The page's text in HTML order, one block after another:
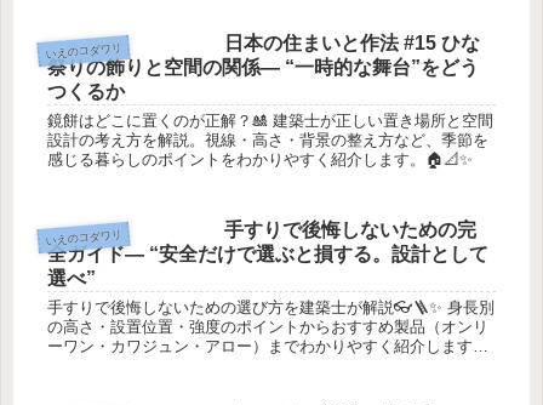
いえのコダワリ
日本の住まいと作法 #15 ひな
祭りの飾りと空間の関係― “一時的な舞台”をどう
つくるか
鏡餅はどこに置くのが正解？🎎 建築士が正しい置き場所と空間
設計の考え方を解説。視線・高さ・背景の整え方など、季節を
感じる暮らしのポイントをわかりやすく紹介します。🏠📐✨
いえのコダワリ
手すりで後悔しないための完
全ガイド― “安全だけで選ぶと損する。設計として
選べ”
手すりで後悔しないための選び方を建築士が解説👓🪜✨ 身長別
の高さ・設置位置・強度のポイントからおすすめ製品（オンリ
ーワン・カワジュン・アロー）までわかりやすく紹介します🏠